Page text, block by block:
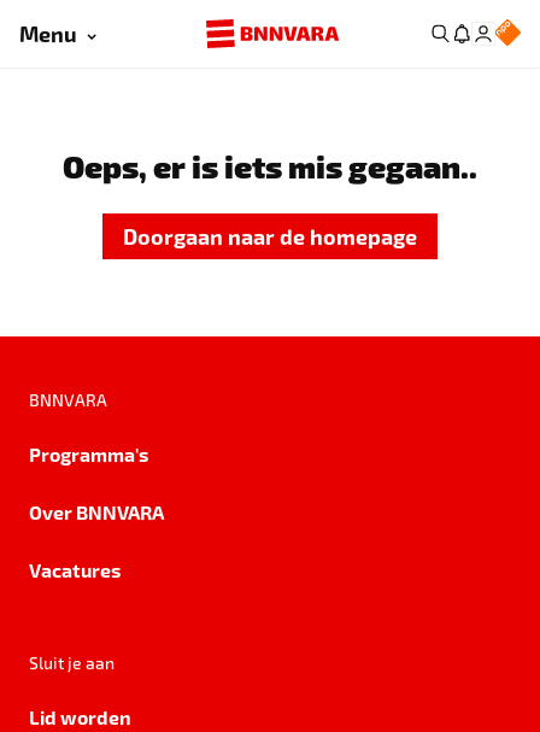
Menu
Oeps, er is iets mis gegaan..
Doorgaan naar de homepage
BNNVARA
Programma's
Over BNNVARA
Vacatures
Sluit je aan
Lid worden